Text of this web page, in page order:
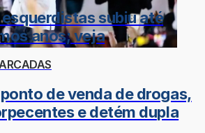
subiu até
anos; veja
de venda de drogas,
e detém dupla